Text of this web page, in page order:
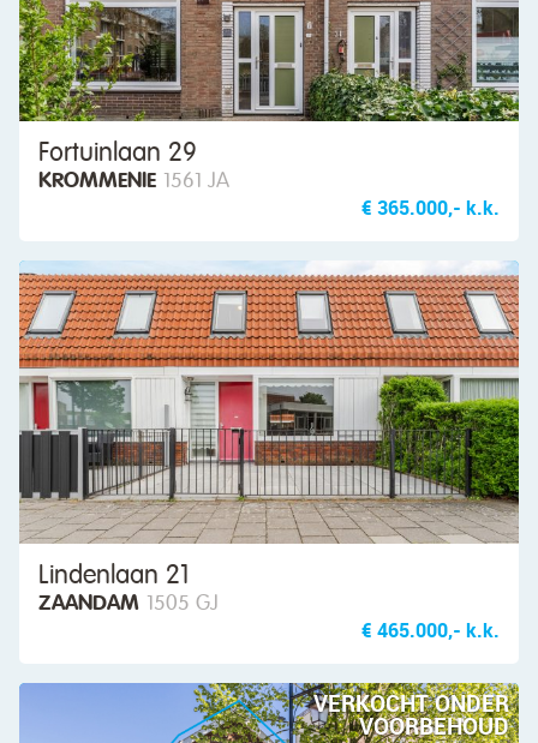
Fortuinlaan 29
KROMMENIE 1561 JA
€ 365.000,- k.k.
Lindenlaan 21
ZAANDAM 1505 GJ
€ 465.000,- k.k.
VERKOCHT ONDER
VOORBEHOUD